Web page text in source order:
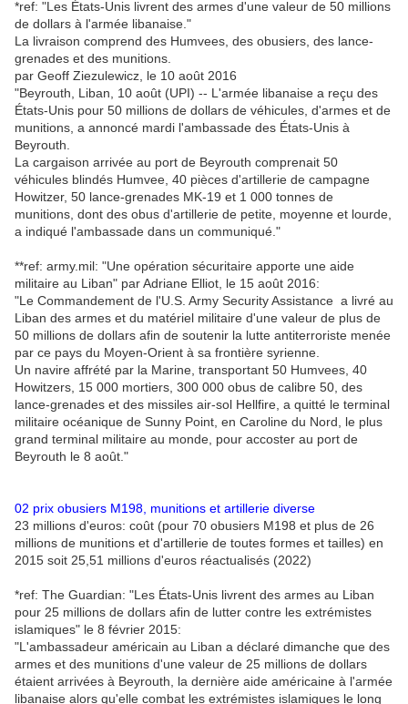
*ref: "Les États-Unis livrent des armes d'une valeur de 50 millions
de dollars à l'armée libanaise."
La livraison comprend des Humvees, des obusiers, des lance-
grenades et des munitions.
par Geoff Ziezulewicz, le 10 août 2016
"Beyrouth, Liban, 10 août (UPI) -- L'armée libanaise a reçu des
États-Unis pour 50 millions de dollars de véhicules, d'armes et de
munitions, a annoncé mardi l'ambassade des États-Unis à
Beyrouth.
La cargaison arrivée au port de Beyrouth comprenait 50
véhicules blindés Humvee, 40 pièces d'artillerie de campagne
Howitzer, 50 lance-grenades MK-19 et 1 000 tonnes de
munitions, dont des obus d'artillerie de petite, moyenne et lourde,
a indiqué l'ambassade dans un communiqué."
**ref: army.mil: "Une opération sécuritaire apporte une aide
militaire au Liban" par Adriane Elliot, le 15 août 2016:
"Le Commandement de l'U.S. Army Security Assistance a livré au
Liban des armes et du matériel militaire d'une valeur de plus de
50 millions de dollars afin de soutenir la lutte antiterroriste menée
par ce pays du Moyen-Orient à sa frontière syrienne.
Un navire affrété par la Marine, transportant 50 Humvees, 40
Howitzers, 15 000 mortiers, 300 000 obus de calibre 50, des
lance-grenades et des missiles air-sol Hellfire, a quitté le terminal
militaire océanique de Sunny Point, en Caroline du Nord, le plus
grand terminal militaire au monde, pour accoster au port de
Beyrouth le 8 août."
02 prix obusiers M198, munitions et artillerie diverse
23 millions d'euros: coût (pour 70 obusiers M198 et plus de 26
millions de munitions et d'artillerie de toutes formes et tailles) en
2015 soit 25,51 millions d'euros réactualisés (2022)
*ref: The Guardian: "Les États-Unis livrent des armes au Liban
pour 25 millions de dollars afin de lutter contre les extrémistes
islamiques" le 8 février 2015:
"L'ambassadeur américain au Liban a déclaré dimanche que des
armes et des munitions d'une valeur de 25 millions de dollars
étaient arrivées à Beyrouth, la dernière aide américaine à l'armée
libanaise alors qu'elle combat les extrémistes islamiques le long